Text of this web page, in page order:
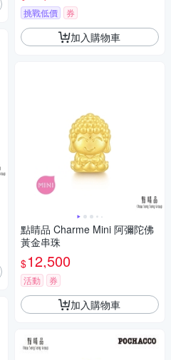
挑戰低價 券
加入購物車
點睛品 Charme Mini 阿彌陀佛
黃金串珠
$12,500
活動 券
加入購物車